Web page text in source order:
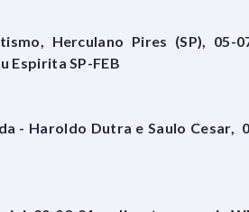
Herculano Pires (SP), 05-
Espirita SP-FEB
- Haroldo Dutra e Saulo Cesar,